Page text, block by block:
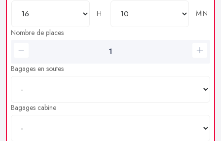
H
MIN
Nombre de places
Bagages en soutes
Bagages cabine